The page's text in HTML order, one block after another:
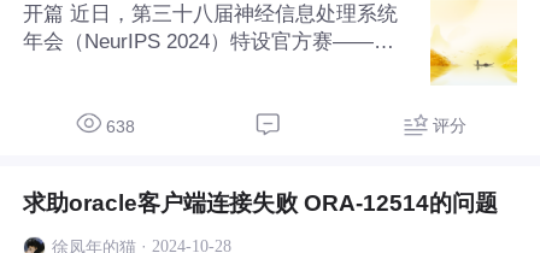
开篇 近日，第三十八届神经信息处理系统
年会（NeurIPS 2024）特设官方赛——大
智、魏成坤团队共9人组成了“Morse & ARC
638 评分
求助oracle客户端连接失败 ORA-12514的问题
徐凤年的猫· 2024-10-28